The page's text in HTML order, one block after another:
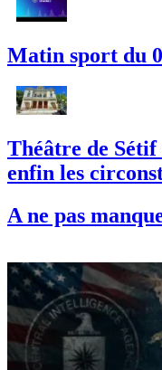
Matin sport du
Théâtre de
enfin les
A ne pas